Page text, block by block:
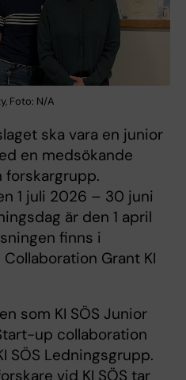
Foto: N/A
ska vara en junior
en medsökande
forskargrupp.
1 juli 2026 – 30 juni
är den 1 april
finns i
Grant KI
som KI SÖS Junior
up collaboration
SÖS Ledningsgrupp.
vid KI SÖS tar